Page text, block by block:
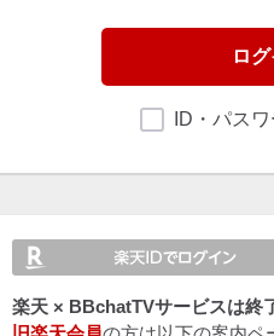
ロ
ID・パス
楽天 × BBchatTVサービスは終